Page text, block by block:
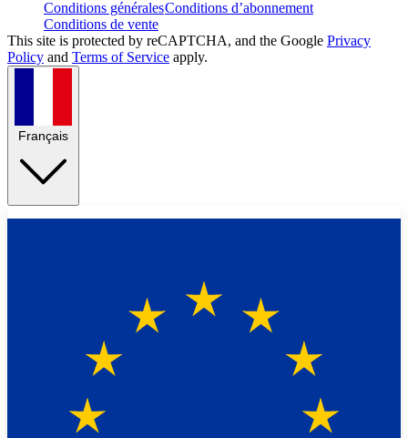
Conditions généralesConditions d’abonnement
Conditions de vente
This site is protected by reCAPTCHA, and the Google Privacy
Policy and Terms of Service apply.
Français